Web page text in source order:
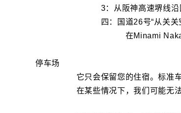
3：从阪神高速堺线沿国道 26
四：国道26号“从关关空十字路
在Minami Nakaokamoto
停车场
它只会保留您的住宿。标准车每
在某些情况下，我们可能无法接